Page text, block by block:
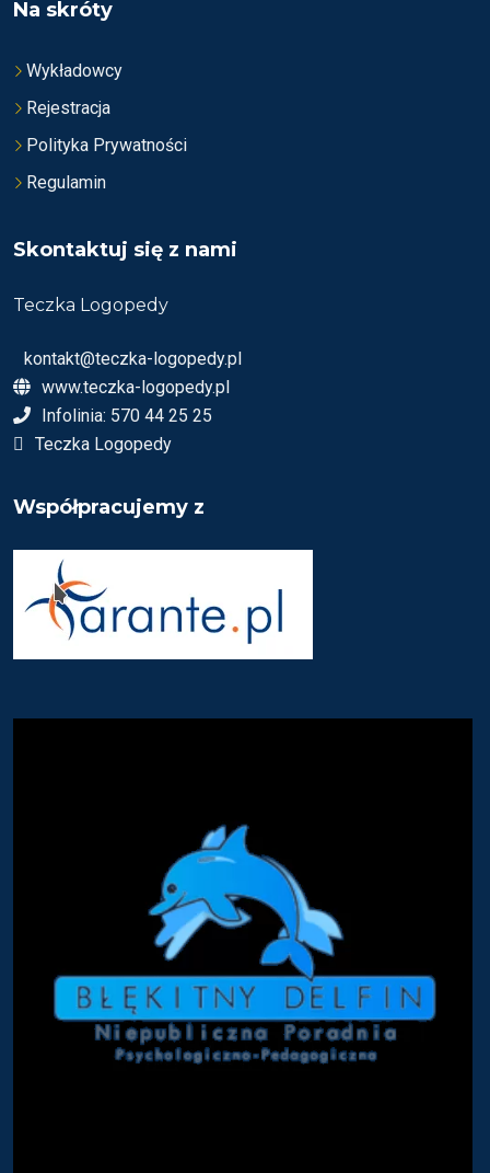
Na skróty
Wykładowcy
Rejestracja
Polityka Prywatności
Regulamin
Skontaktuj się z nami
Teczka Logopedy
kontakt@teczka-logopedy.pl
www.teczka-logopedy.pl
Infolinia: 570 44 25 25
Teczka Logopedy
Współpracujemy z